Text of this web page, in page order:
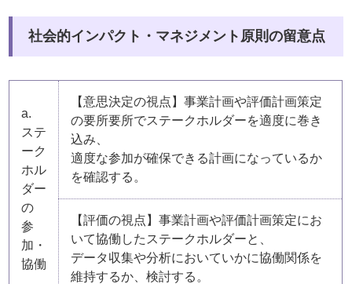
社会的インパクト・マネジメント原則の留意点
a.
ステ
ーク
ホル
ダー
の
参
加・
協働
【意思決定の視点】事業計画や評価計画策定
の要所要所でステークホルダーを適度に巻き
込み、
適度な参加が確保できる計画になっているか
を確認する。
【評価の視点】事業計画や評価計画策定にお
いて協働したステークホルダーと、
データ収集や分析においていかに協働関係を
維持するか、検討する。